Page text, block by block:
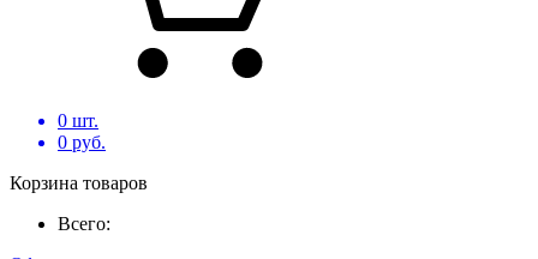
0 шт.
0 руб.
Корзина товаров
Всего: